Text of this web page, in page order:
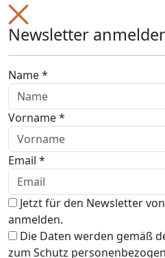
Newsletter
Name *
Vorname *
Email *
Jetzt für den Newsletter
anmelden.
Die Daten werden gemäß
zum Schutz